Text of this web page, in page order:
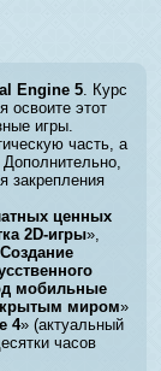
Engine 5 . Курс
освоите этот
игры.
часть, а
закрепления
ценных
2D-игры»,
Создание
мобильные
миром»
4» (актуальный
часов